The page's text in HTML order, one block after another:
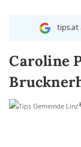
Caroline